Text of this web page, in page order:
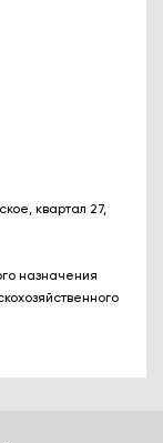
квартал 27,
назначения